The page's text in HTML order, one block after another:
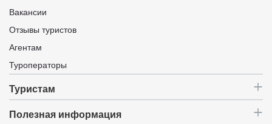
Вакансии
Отзывы туристов
Агентам
Туроператоры
Туристам
Полезная информация